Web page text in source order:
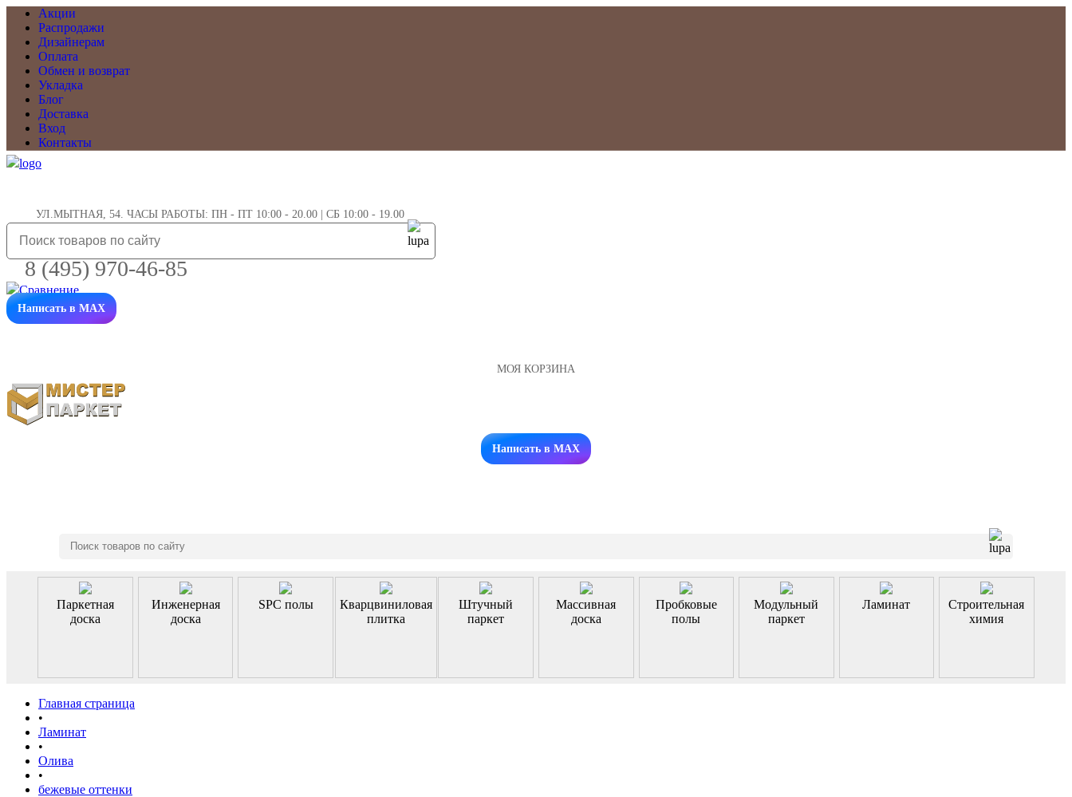
Акции
Распродажи
Дизайнерам
Оплата
Обмен и возврат
Укладка
Блог
Доставка
Вход
Контакты
УЛ.МЫТНАЯ, 54. ЧАСЫ РАБОТЫ: ПН - ПТ 10:00 - 20.00 | СБ 10:00 - 19.00
8 (495) 970-46-85
Написать в MAX
МОЯ КОРЗИНА
Заказать звонок
Написать в MAX
Паркетная
доска
Инженерная
доска
SPC полы
Кварцвиниловая
плитка
Штучный
паркет
Массивная
доска
Пробковые
полы
Модульный
паркет
Ламинат
Строительная
химия
Главная страница
•
Ламинат
•
Олива
•
бежевые оттенки